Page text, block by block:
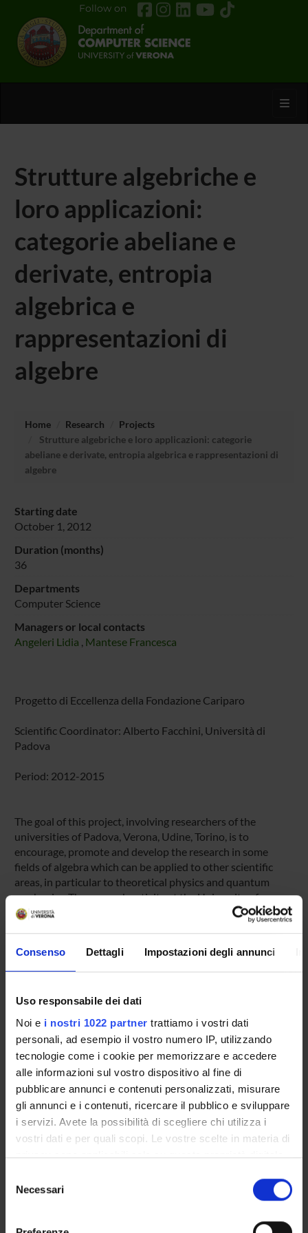
Consenso Dettagli Impostazioni degli annunci
Uso responsabile dei dati
Noi e i nostri 1022 partner trattiamo i vostri dati
personali, ad esempio il vostro numero IP, utilizzando
tecnologie come i cookie per memorizzare e accedere
alle informazioni sul vostro dispositivo al fine di
pubblicare annunci e contenuti personalizzati, misurare
gli annunci e i contenuti, ricercare il pubblico e sviluppare
i servizi. Avete la possibilità di scegliere chi utilizza i
vostri dati e per quali scopi. Le vostre scelte in materia di
privacy sono applicabili solo su questa proprietà digitale
modificare o revocare il proprio consenso in qualsiasi
momento dalla Dichiarazione sui cookie o facendo clic
delNecessari
Follow on
Strutture algebriche e
loro applicazioni:
categorie abeliane e
derivate, entropia
algebrica e
rappresentazioni di
algebre
Home Research
Projects
Strutture algebriche e loro applicazioni: categorie
abeliane e derivate, entropia algebrica e rappresentazioni di
algebre
Starting date
October 1, 2012
Duration (months)
36
Departments
Computer Science
Managers or local contacts
Angeleri Lidia , Mantese Francesca
Progetto di Eccellenza della Fondazione Cariparo
Scientific Coordinator: Alberto Facchini, Università di
Padova
Period: 2012-2015
The goal of this project, involving researchers of the
universities of Padova, Verona, Udine, Torino, is to
encourage, promote and develop the research in some
fields of algebra which can be applied to other scientific
areas, in particular to theoretical physics and quantum
mechanics. The research activity at the University of
Verona is focused on the following themes: representation
theory of algebras, category theory, homological algebra.
SPONSORS:
Fondazione CARIPARO
PROJECT PARTICIPANTS
Lidia Angeleri
Full Professor
Francesca Mantese
Associate Professor